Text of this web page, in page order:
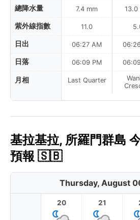
總降水量
紫外線指數
日出
日落
月相
7.4 mm
11.0
06:27 AM
06:09 PM
Last Quarter
13.0
基拉基拉, 所羅門群島
預報 🇸🇧
Thursday, August
20 21